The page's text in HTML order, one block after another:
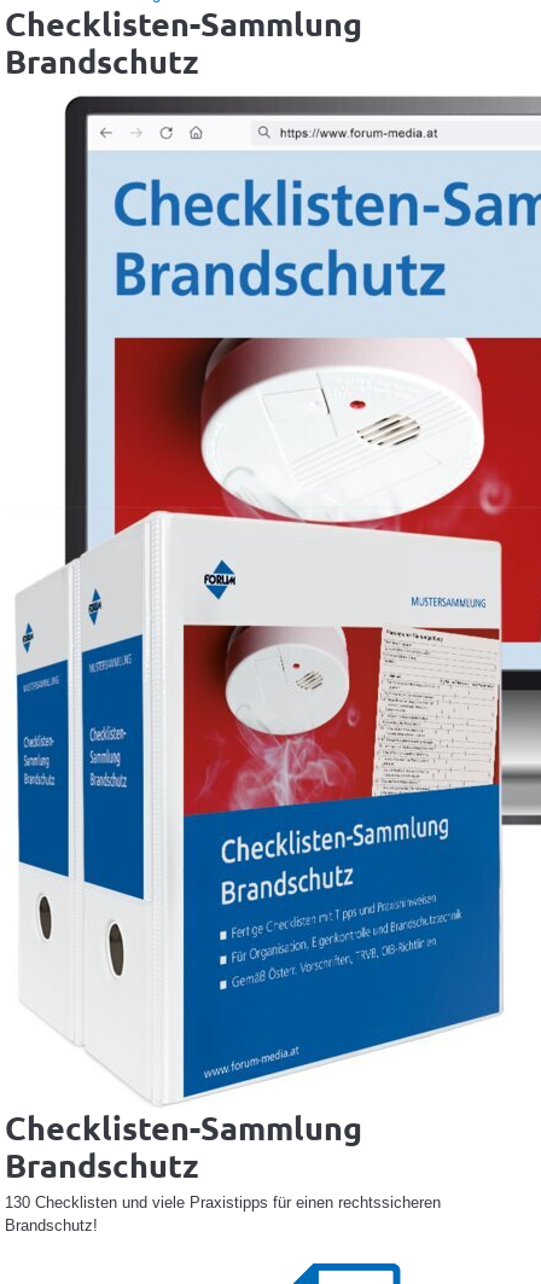
Checklisten-Sammlung
Brandschutz
Checklisten-Sammlung
Brandschutz
130 Checklisten und viele Praxistipps für einen rechtssicheren
Brandschutz!